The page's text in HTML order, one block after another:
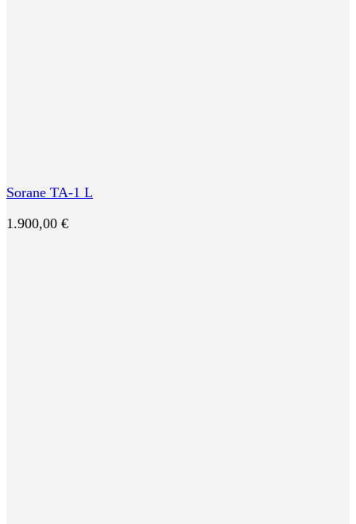
Sorane TA-1 L
1.900,00 €